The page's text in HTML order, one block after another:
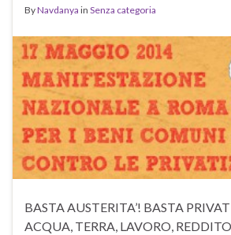
ByNavdanya in Senza categoria
BASTA AUSTERITA’! BASTA
ACQUA, TERRA, LAVORO,